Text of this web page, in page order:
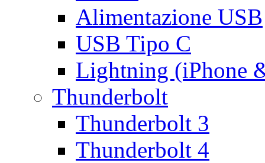
Alimentazione USB
USB Tipo C
Lightning (iPhone
Thunderbolt
Thunderbolt 3
Thunderbolt 4